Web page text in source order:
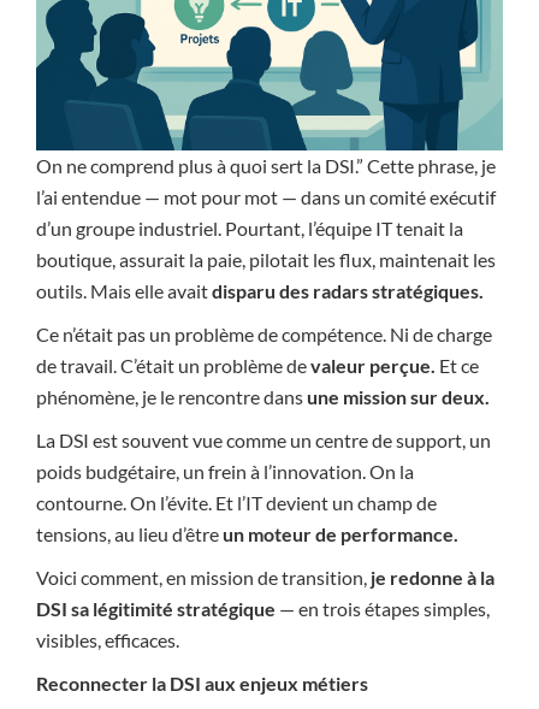
On ne comprend plus à quoi sert la DSI.” Cette phrase, je
l’ai entendue — mot pour mot — dans un comité exécutif
d’un groupe industriel. Pourtant, l’équipe IT tenait la
boutique, assurait la paie, pilotait les flux, maintenait les
outils. Mais elle avaitdisparu des radars stratégiques.
Ce n’était pas un problème de compétence. Ni de charge
de travail. C’était un problème devaleur perçue. Et ce
phénomène, je le rencontre dans une mission sur deux.
La DSI est souvent vue comme un centre de support, un
poids budgétaire, un frein à l’innovation. On la
contourne. On l’évite. Et l’IT devient un champ de
tensions, au lieu d’être un moteur de performance.
Voici comment, en mission de transition, je redonne à la
DSI sa légitimité stratégique — en trois étapes simples,
visibles, efficaces.
Reconnecter la DSI aux enjeux métiers